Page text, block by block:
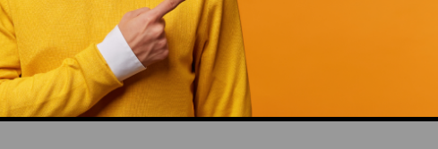
y de 17:00 a 21:00 horas.